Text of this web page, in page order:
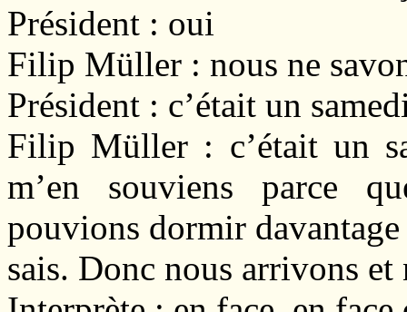
Président : oui
Filip Müller : nous ne
Président : c’était un
Filip Müller : c’était un
m’en souviens parce
pouvions dormir
sais. Donc nous arrivons